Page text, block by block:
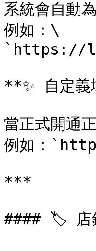
系統會自動
例如：\
`https://
**✨ 自定義
當正式開通
例如：
***
#### 🏷️ 店